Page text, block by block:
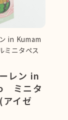
in Kumam
ニタペス
レン in
ミニタ
イゼ